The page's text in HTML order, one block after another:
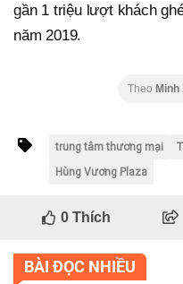
gần 1 triệu lượt khách
năm 2019.
Theo Minh
trung tâm thương mại
Hùng Vương Plaza
0Thích
BÀI ĐỌC NHIỀU